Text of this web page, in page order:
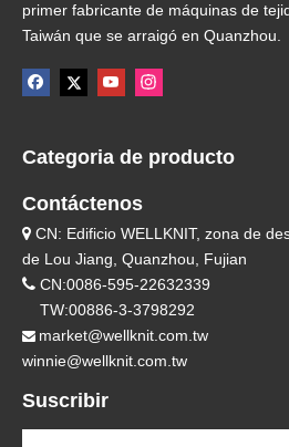
primer fabricante de máquinas de
Taiwán que se arraigó en Quanzhou.
Categoria de producto
Contáctenos
 CN: Edificio WELLKNIT, zona de
de Lou Jiang, Quanzhou, Fujian
 CN:0086-595-22632339
TW:00886-3-3798292
 market@wellknit.com.tw
winnie@wellknit.com.tw
Suscribir